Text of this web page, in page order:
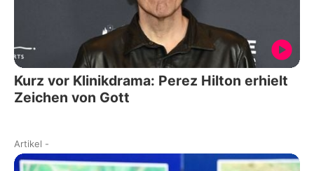
Kurz vor Klinikdrama: Perez Hilton erhielt
Zeichen von Gott
Artikel -